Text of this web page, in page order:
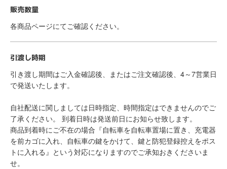
販売数量
各商品ページにてご確認ください。
引渡し時期
引き渡し期間はご入金確認後、またはご注文確認後、4～7営業日
で発送いたします。
自社配送に関しましては日時指定、時間指定はできませんのでご
了承ください。 到着日時は発送前日にお知らせ致します。
商品到着時にご不在の場合『自転車を自転車置場に置き、充電器
を前カゴに入れ、自転車の鍵をかけて、鍵と防犯登録控えをポス
トに入れる』という対応になりますのでご承知おきくださいま
せ。